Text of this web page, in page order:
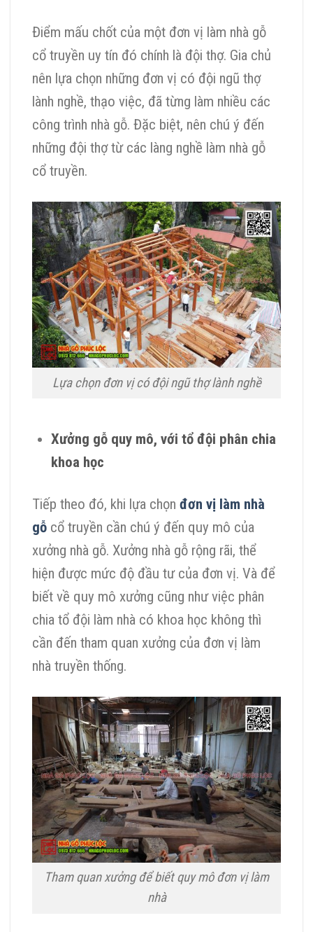
Điểm mấu chốt của một đơn vị làm nhà gỗ
cổ truyền uy tín đó chính là đội thợ. Gia chủ
nên lựa chọn những đơn vị có đội ngũ thợ
lành nghề, thạo việc, đã từng làm nhiều các
công trình nhà gỗ. Đặc biệt, nên chú ý đến
những đội thợ từ các làng nghề làm nhà gỗ
cổ truyền.
Lựa chọn đơn vị có đội ngũ thợ lành nghề
Xưởng gỗ quy mô, với tổ đội phân chia
khoa học
Tiếp theo đó, khi lựa chọnđơn vị làm nhà
gỗ cổ truyền cần chú ý đến quy mô của
xưởng nhà gỗ. Xưởng nhà gỗ rộng rãi, thể
hiện được mức độ đầu tư của đơn vị. Và để
biết về quy mô xưởng cũng như việc phân
chia tổ đội làm nhà có khoa học không thì
cần đến tham quan xưởng của đơn vị làm
nhà truyền thống.
Tham quan xưởng để biết quy mô đơn vị làm
nhà